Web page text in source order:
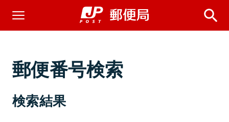
郵便番号検索
検索結果